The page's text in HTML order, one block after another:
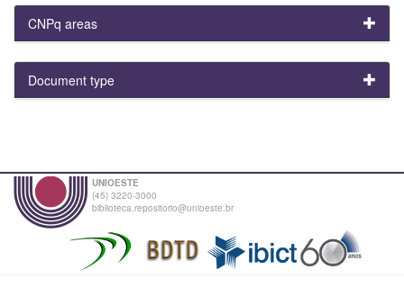
CNPq areas
Document type
UNIOESTE
(45) 3220-3000
biblioteca.repositorio@unioeste.br